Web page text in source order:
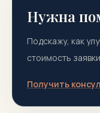
Нужна
Подскажу, как
стоимость
Получить